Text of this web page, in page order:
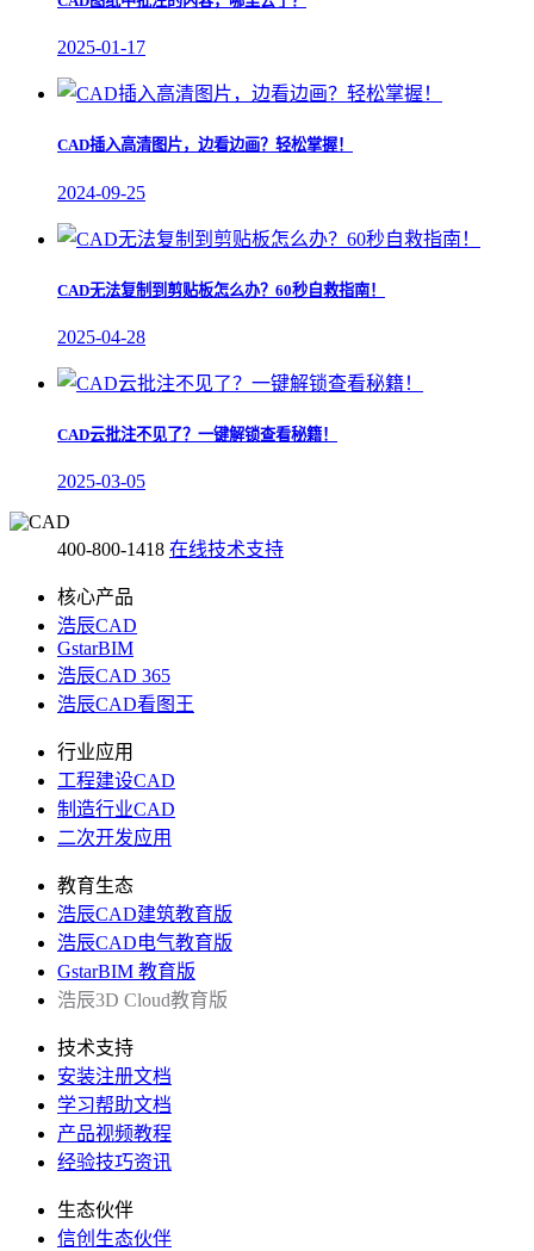
2025-01-17
CAD插入高清图片，边看边画？轻松掌握！
2024-09-25
CAD无法复制到剪贴板怎么办？60秒自救指南！
2025-04-28
CAD云批注不见了？一键解锁查看秘籍！
2025-03-05
400-800-1418 在线技术支持
核心产品
浩辰CAD
GstarBIM
浩辰CAD 365
浩辰CAD看图王
行业应用
工程建设CAD
制造行业CAD
二次开发应用
教育生态
浩辰CAD建筑教育版
浩辰CAD电气教育版
GstarBIM 教育版
浩辰3D Cloud教育版
技术支持
安装注册文档
学习帮助文档
产品视频教程
经验技巧资讯
生态伙伴
信创生态伙伴